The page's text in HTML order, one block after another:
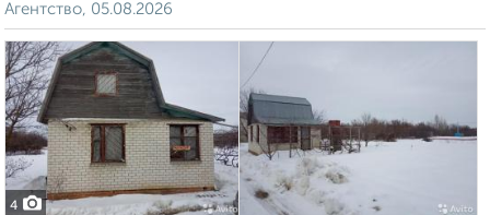
Агентство, 05.08.2026
4